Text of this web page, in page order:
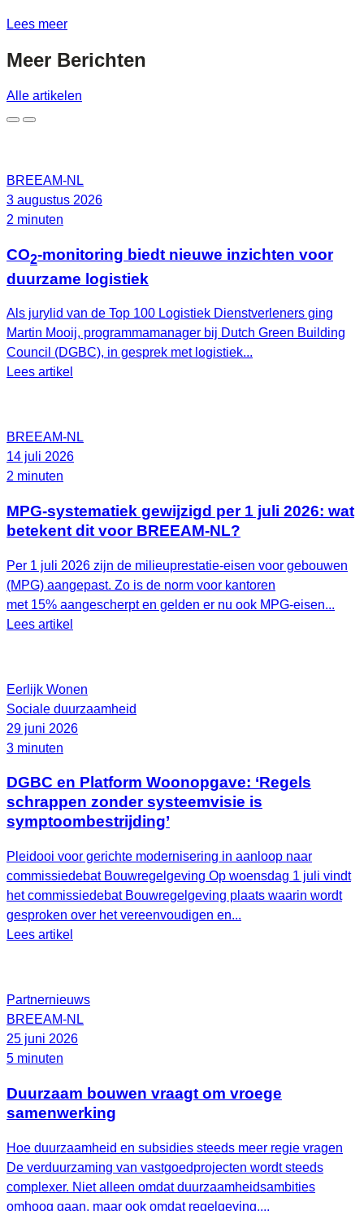
Lees meer
Meer Berichten
Alle artikelen
BREEAM-NL
3 augustus 2026
2 minuten
CO2-monitoring biedt nieuwe inzichten voor
duurzame logistiek
Als jurylid van de Top 100 Logistiek Dienstverleners ging
Martin Mooij, programmamanager bij Dutch Green Building
Council (DGBC), in gesprek met logistiek...
Lees artikel
BREEAM-NL
14 juli 2026
2 minuten
MPG-systematiek gewijzigd per 1 juli 2026: wat
betekent dit voor BREEAM-NL?
Per 1 juli 2026 zijn de milieuprestatie-eisen voor gebouwen
(MPG) aangepast. Zo is de norm voor kantoren
met 15% aangescherpt en gelden er nu ook MPG-eisen...
Lees artikel
Eerlijk Wonen
Sociale duurzaamheid
29 juni 2026
3 minuten
DGBC en Platform Woonopgave: ‘Regels
schrappen zonder systeemvisie is
symptoombestrijding’
Pleidooi voor gerichte modernisering in aanloop naar
commissiedebat Bouwregelgeving Op woensdag 1 juli vindt
het commissiedebat Bouwregelgeving plaats waarin wordt
gesproken over het vereenvoudigen en...
Lees artikel
Partnernieuws
BREEAM-NL
25 juni 2026
5 minuten
Duurzaam bouwen vraagt om vroege
samenwerking
Hoe duurzaamheid en subsidies steeds meer regie vragen
De verduurzaming van vastgoedprojecten wordt steeds
complexer. Niet alleen omdat duurzaamheidsambities
omhoog gaan, maar ook omdat regelgeving,...